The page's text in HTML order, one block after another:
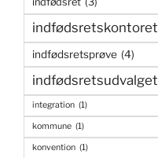
indfødsretskontoret
indfødsretsprøve (4)
indfødsretsudvalget
integration (1)
kommune (1)
konvention (1)